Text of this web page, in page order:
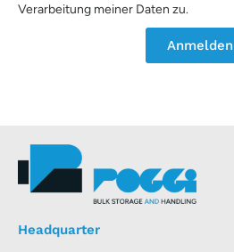
Verarbeitung meiner Daten zu.
Anmelden
Headquarter